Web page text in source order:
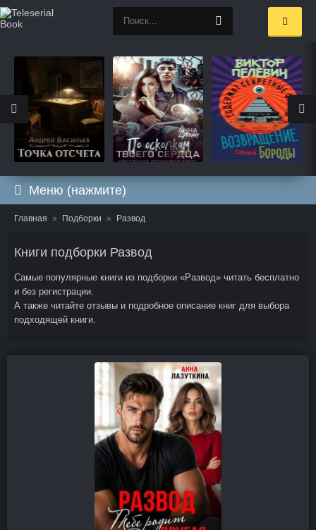
Меню (нажмите)
Главная Подборки Развод
Книги подборки Развод
Самые популярные книги из подборки «Развод» читать бесплатно
и без регистрации.
А также читайте отзывы и подробное описание книг для выбора
подходящей книги.